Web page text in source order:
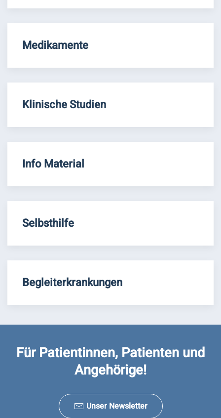
Medikamente
Klinische Studien
Info Material
Selbsthilfe
Begleiterkrankungen
Für Patientinnen, Patienten und
Angehörige!
Unser Newsletter